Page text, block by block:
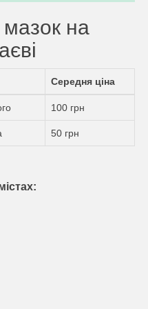
мазок на
Середня ціна
100 грн
50 грн